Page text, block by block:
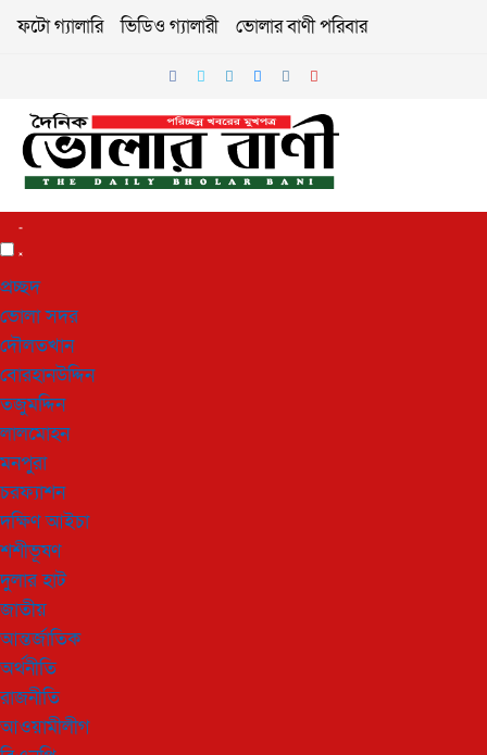
ফটো গ্যালারি ভিডিও গ্যালারী ভোলার বাণী পরিবার
প্রচ্ছদ
ভোলা সদর
দৌলতখান
বোরহানউদ্দিন
তজুমদ্দিন
লালমোহন
মনপুরা
চরফ্যাশন
দক্ষিণ আইচা
শশীভূষণ
দুলার হাট
জাতীয়
আন্তর্জাতিক
অর্থনীতি
রাজনীতি
আওয়ামীলীগ